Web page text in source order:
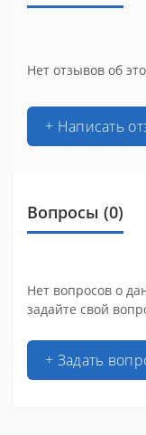
Нет отзывов об
+ Написать
Вопросы (0)
Нет вопросов о
задайте свой
+ Задать